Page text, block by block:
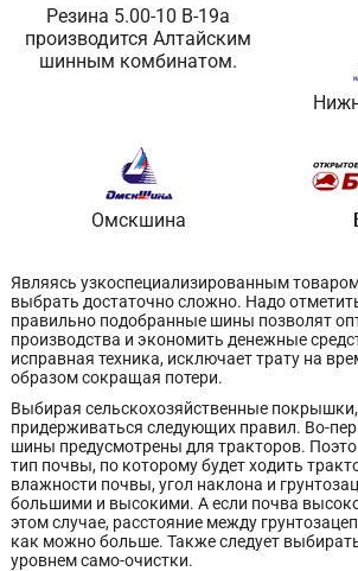
Резина 5.00-10 В-19а
производится Алтайским
шинным комбинатом.
Омскшина
Являясь узкоспециализированным
выбрать достаточно сложно. Надо
правильно подобранные шины позволят
производства и экономить денежные
исправная техника, исключает трату на
образом сокращая потери.
Выбирая сельскохозяйственные
придерживаться следующих правил. Во-
шины предусмотрены для тракторов.
тип почвы, по которому будет ходить
влажности почвы, угол наклона и
большими и высокими. А если почва
этом случае, расстояние между
как можно больше. Также следует
уровнем само-очистки.